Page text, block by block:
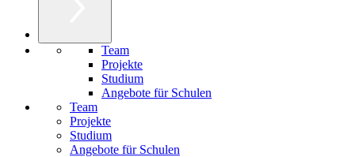
Team
Projekte
Studium
Angebote für Schulen
Team
Projekte
Studium
Angebote für Schulen